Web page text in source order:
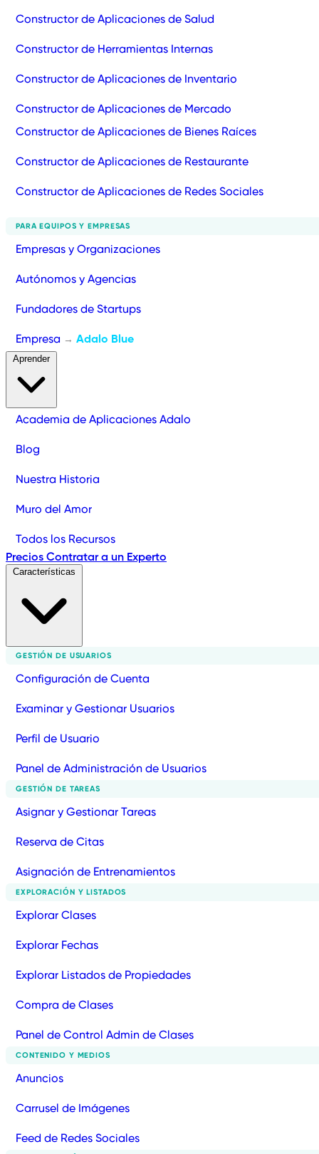
Constructor de Aplicaciones de Salud
Constructor de Herramientas Internas
Constructor de Aplicaciones de Inventario
Constructor de Aplicaciones de Mercado
Constructor de Aplicaciones de Bienes Raíces
Constructor de Aplicaciones de Restaurante
Constructor de Aplicaciones de Redes Sociales
PARA EQUIPOS Y EMPRESAS
Empresas y Organizaciones
Autónomos y Agencias
Fundadores de Startups
Empresa → Adalo Blue
Aprender
Academia de Aplicaciones Adalo
Blog
Nuestra Historia
Muro del Amor
Todos los Recursos
Precios Contratar a un Experto
GESTIÓN DE USUARIOS
Configuración de Cuenta
Examinar y Gestionar Usuarios
Perfil de Usuario
Panel de Administración de Usuarios
GESTIÓN DE TAREAS
Asignar y Gestionar Tareas
Reserva de Citas
Asignación de Entrenamientos
EXPLORACIÓN Y LISTADOS
Explorar Clases
Explorar Fechas
Explorar Listados de Propiedades
Compra de Clases
Panel de Control Admin de Clases
CONTENIDO Y MEDIOS
Anuncios
Carrusel de Imágenes
Feed de Redes Sociales